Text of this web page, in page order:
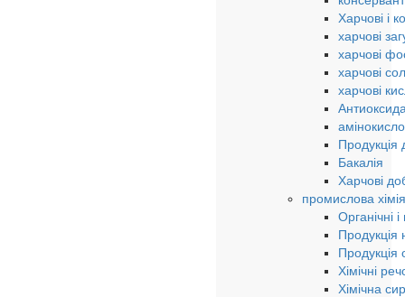
Харчові і
харчові
харчові
харчові
харчові
Продукція
Бакалія
Харчові
промислова хімія
Органічні
Продукція
Продукція
Хімічні
Хімічна